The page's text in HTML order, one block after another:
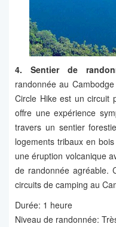
4. Sentier de
randonnée au
Circle Hike est un circuit
offre une expérience
travers un sentier
logements tribaux en
une éruption volcanique
de randonnée agréable.
circuits de camping au
Durée: 1 heure
Niveau de randonnée: